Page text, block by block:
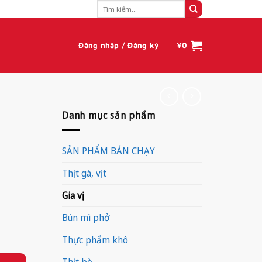
kiếm:
Đăng nhập / Đăng ký ¥0
Danh mục sản phẩm
SẢN PHẨM BÁN CHẠY
Thịt gà, vịt
Gia vị
Bún mì phở
Thực phẩm khô